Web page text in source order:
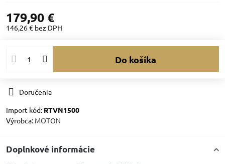
179,90 €
146,26 € bez DPH
Do košíka
Doručenia
Import kód: RTVN1500
Výrobca: MOTON
Doplnkové informácie